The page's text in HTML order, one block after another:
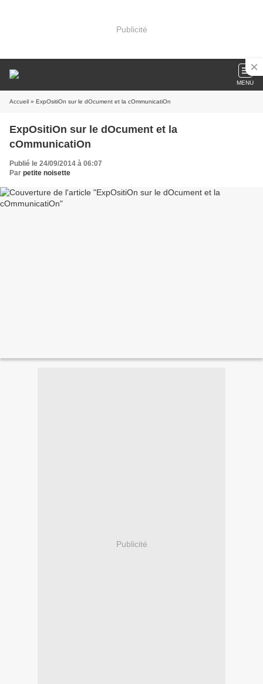
Publicité
MENU
Accueil » ExpOsitiOn sur le dOcument et la cOmmunicatiOn
ExpOsitiOn sur le dOcument et la
cOmmunicatiOn
Publié le 24/09/2014 à 06:07
Par petite noisette
Publicité